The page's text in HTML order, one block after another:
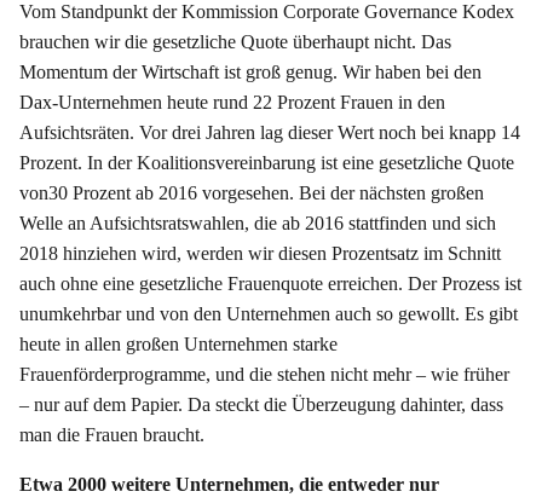
Vom Standpunkt der Kommission Corporate Governance Kodex
brauchen wir die gesetzliche Quote überhaupt nicht. Das
Momentum der Wirtschaft ist groß genug. Wir haben bei den
Dax-Unternehmen heute rund 22 Prozent Frauen in den
Aufsichtsräten. Vor drei Jahren lag dieser Wert noch bei knapp 14
Prozent. In der Koalitionsvereinbarung ist eine gesetzliche Quote
von30 Prozent ab 2016 vorgesehen. Bei der nächsten großen
Welle an Aufsichtsratswahlen, die ab 2016 stattfinden und sich
2018 hinziehen wird, werden wir diesen Prozentsatz im Schnitt
auch ohne eine gesetzliche Frauenquote erreichen. Der Prozess ist
unumkehrbar und von den Unternehmen auch so gewollt. Es gibt
heute in allen großen Unternehmen starke
Frauenförderprogramme, und die stehen nicht mehr – wie früher
– nur auf dem Papier. Da steckt die Überzeugung dahinter, dass
man die Frauen braucht.
Etwa 2000 weitere Unternehmen, die entweder nur